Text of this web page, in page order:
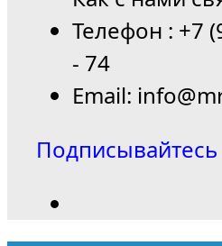
Телефон : +7
- 74
Email:
Подписывайтесь